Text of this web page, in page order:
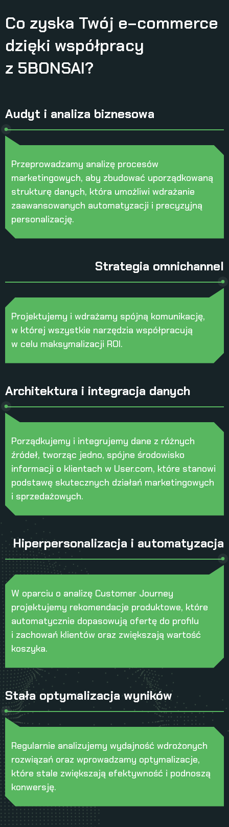
Co zyska Twój e−commerce
dzięki współpracy
z 5BONSAI?
Audyt i analiza biznesowa
Przeprowadzamy analizę procesów
marketingowych, aby zbudować uporządkowaną
strukturę danych, która umożliwi wdrażanie
zaawansowanych automatyzacji i precyzyjną
personalizację.
Strategia omnichannel
Projektujemy i wdrażamy spójną komunikację,
w której wszystkie narzędzia współpracują
w celu maksymalizacji ROI.
Architektura i integracja danych
Porządkujemy i integrujemy dane z różnych
źródeł, tworząc jedno, spójne środowisko
informacji o klientach w User.com, które stanowi
podstawę skutecznych działań marketingowych
i sprzedażowych.
Hiperpersonalizacja i automatyzacja
W oparciu o analizę Customer Journey
projektujemy rekomendacje produktowe, które
automatycznie dopasowują ofertę do profilu
i zachowań klientów oraz zwiększają wartość
koszyka.
Stała optymalizacja wyników
Regularnie analizujemy wydajność wdrożonych
rozwiązań oraz wprowadzamy optymalizacje,
które stale zwiększają efektywność i podnoszą
konwersję.